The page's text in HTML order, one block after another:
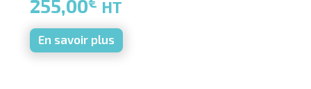
255,00 HT
En savoir plus